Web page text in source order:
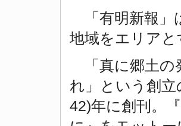
「有明新報」
地域をエリア
「真に郷土の
れ」という創
42)年に創刊。